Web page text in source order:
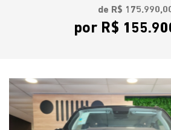
de R$
por R$